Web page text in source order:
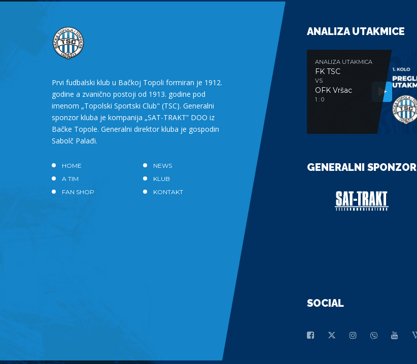
Prvi fudbalski klub u Bačkoj Topoli formiran je 1912.
godine a zvanično postoji od 1913. godine pod
imenom „Topolski Sportski Club" (TSC). Generalni
sponzor kluba je kompanija „SAT-TRAKT” DOO iz
Bačke Topole. Generalni direktor kluba je gospodin
Sabolč Palađi.
HOME
NEWS
A TIM
KLUB
FAN SHOP
KONTAKT
ANALIZA UTAKMICE
ANALIZA UTAKMICA
FK TSC
VS
OFK Vršac
1 : 0
GENERALNI SPONZOR
SOCIAL